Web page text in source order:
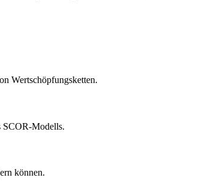
Wertschöpfungsketten.
SCOR-Modells.
können.